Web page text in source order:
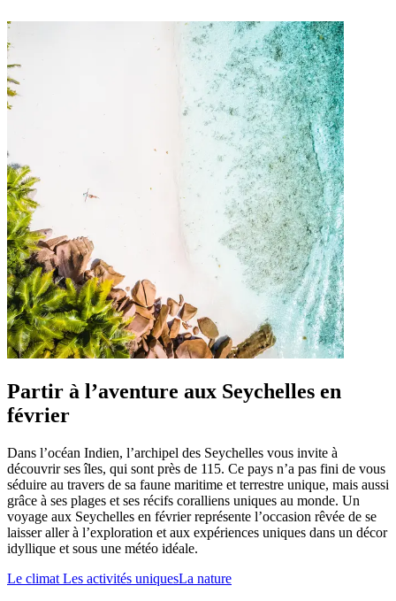
Partir à l’aventure aux Seychelles en
février
Dans l’océan Indien, l’archipel des Seychelles vous invite à
découvrir ses îles, qui sont près de 115. Ce pays n’a pas fini de vous
séduire au travers de sa faune maritime et terrestre unique, mais aussi
grâce à ses plages et ses récifs coralliens uniques au monde. Un
voyage aux Seychelles en février représente l’occasion rêvée de se
laisser aller à l’exploration et aux expériences uniques dans un décor
idyllique et sous une météo idéale.
Le climat Les activités uniquesLa nature